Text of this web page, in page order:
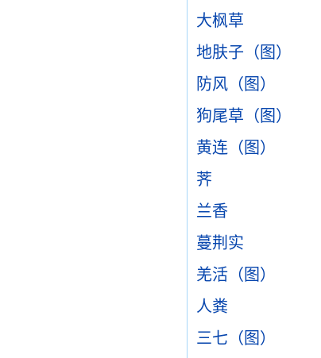
大枫草
地肤子（图）
防风（图）
狗尾草（图）
黄连（图）
荠
兰香
蔓荆实
羌活（图）
人粪
三七（图）